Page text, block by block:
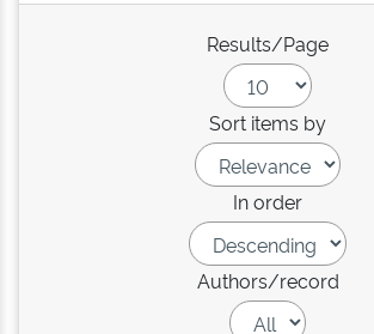
Results/Page
Sort items by
In order
Authors/record